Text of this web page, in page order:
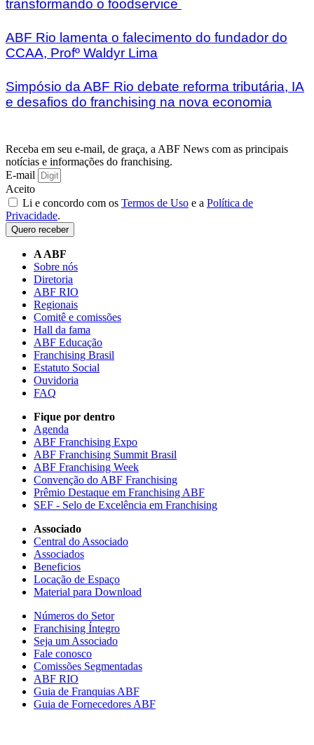
transformando o foodservice
ABF Rio lamenta o falecimento do fundador do
CCAA, Profº Waldyr Lima
Simpósio da ABF Rio debate reforma tributária, IA
e desafios do franchising na nova economia
Receba em seu e-mail, de graça, a ABF News com as principais
notícias e informações do franchising.
E-mail
Aceito
Li e concordo com os Termos de Uso e a Política de
Privacidade.
Quero receber
A ABF
Sobre nós
Diretoria
ABF RIO
Regionais
Comitê e comissões
Hall da fama
ABF Educação
Franchising Brasil
Estatuto Social
Ouvidoria
FAQ
Fique por dentro
Agenda
ABF Franchising Expo
ABF Franchising Summit Brasil
ABF Franchising Week
Convenção do ABF Franchising
Prêmio Destaque em Franchising ABF
SEF - Selo de Excelência em Franchising
Associado
Central do Associado
Associados
Beneficios
Locação de Espaço
Material para Download
Números do Setor
Franchising Íntegro
Seja um Associado
Fale conosco
Comissões Segmentadas
ABF RIO
Guia de Franquias ABF
Guia de Fornecedores ABF